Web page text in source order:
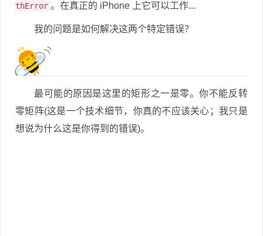
thError 。在真正的 iPhone 上它可以工作...
我的问题是如何解决这两个特定错误？
最可能的原因是这里的矩形之一是零。你不能反转
零矩阵(这是一个技术细节，你真的不应该关心；我只是
想说为什么这是你得到的错误)。